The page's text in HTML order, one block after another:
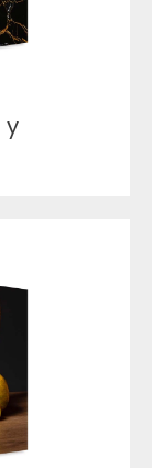
y